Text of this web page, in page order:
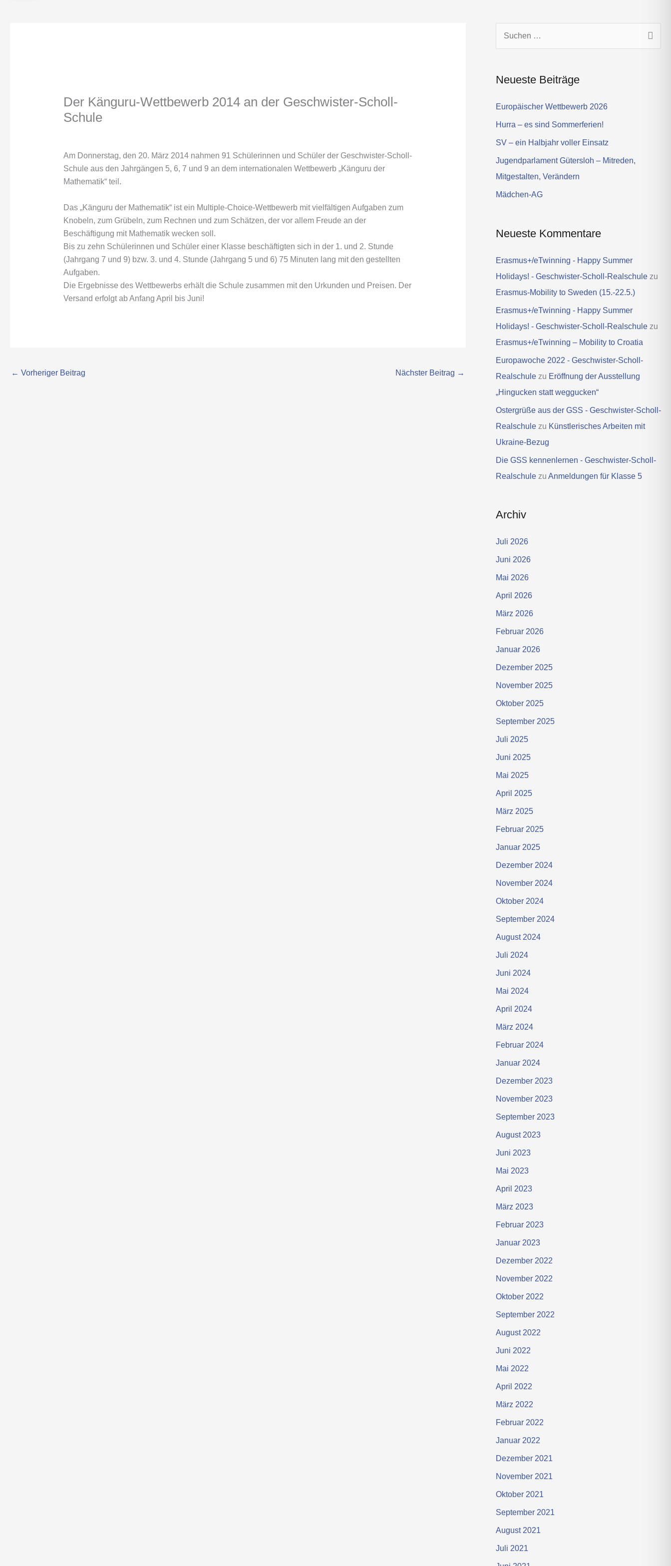
a
g
r
Der Känguru-Wettbewerb 2014 an der Geschwister-Scholl-
Schule
Am Donnerstag, den 20. März 2014 nahmen 91 Schülerinnen und Schüler der Geschwister-Scholl-
Schule aus den Jahrgängen 5, 6, 7 und 9 an dem internationalen Wettbewerb „Känguru der
Mathematik“ teil.
Das „Känguru der Mathematik“ ist ein Multiple-Choice-Wettbewerb mit vielfältigen Aufgaben zum
Knobeln, zum Grübeln, zum Rechnen und zum Schätzen, der vor allem Freude an der
Beschäftigung mit Mathematik wecken soll.
Bis zu zehn Schülerinnen und Schüler einer Klasse beschäftigten sich in der 1. und 2. Stunde
(Jahrgang 7 und 9) bzw. 3. und 4. Stunde (Jahrgang 5 und 6) 75 Minuten lang mit den gestellten
Aufgaben.
Die Ergebnisse des Wettbewerbs erhält die Schule zusammen mit den Urkunden und Preisen. Der
Versand erfolgt ab Anfang April bis Juni!
← Vorheriger Beitrag Nächster Beitrag →
e
:
Neueste Beiträge
Europäischer Wettbewerb 2026
Hurra – es sind Sommerferien!
SV – ein Halbjahr voller Einsatz
Jugendparlament Gütersloh – Mitreden,
Mitgestalten, Verändern
Mädchen-AG
Neueste Kommentare
Erasmus+/eTwinning - Happy Summer
Holidays! - Geschwister-Scholl-Realschulezu
Erasmus-Mobility to Sweden (15.-22.5.)
Erasmus+/eTwinning - Happy Summer
Holidays! - Geschwister-Scholl-Realschulezu
Erasmus+/eTwinning – Mobility to Croatia
Europawoche 2022 - Geschwister-Scholl-
Realschulezu Eröffnung der Ausstellung
„Hingucken statt weggucken“
Ostergrüße aus der GSS - Geschwister-Scholl-
Realschulezu Künstlerisches Arbeiten mit
Ukraine-Bezug
Die GSS kennenlernen - Geschwister-Scholl-
Realschulezu Anmeldungen für Klasse 5
Archiv
Juli 2026
Juni 2026
Mai 2026
April 2026
März 2026
Februar 2026
Januar 2026
Dezember 2025
November 2025
Oktober 2025
September 2025
Juli 2025
Juni 2025
Mai 2025
April 2025
März 2025
Februar 2025
Januar 2025
Dezember 2024
November 2024
Oktober 2024
September 2024
August 2024
Juli 2024
Juni 2024
Mai 2024
April 2024
März 2024
Februar 2024
Januar 2024
Dezember 2023
November 2023
September 2023
August 2023
Juni 2023
Mai 2023
April 2023
März 2023
Februar 2023
Januar 2023
Dezember 2022
November 2022
Oktober 2022
September 2022
August 2022
Juni 2022
Mai 2022
April 2022
März 2022
Februar 2022
Januar 2022
Dezember 2021
November 2021
Oktober 2021
September 2021
August 2021
Juli 2021